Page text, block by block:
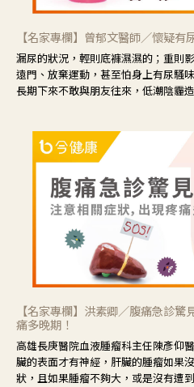
【名家專欄】曾郁文醫師／懷疑有
漏尿的狀況，輕則底褲濕濕的；重則
遠門、放棄運動，甚至怕身上有尿騷
長期下來不敢與朋友往來，低潮陰霾
【名家專欄】洪素卿／腹痛急診
痛多晚期！
高雄長庚醫院血液腫瘤科主任陳彥仰
臟的表面才有神經，肝臟的腫瘤如果
狀，且如果腫瘤不夠大，或是沒有遭